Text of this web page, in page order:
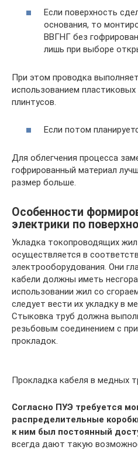
Если поверхность
основания, то
ВВГНГ без
лишь при выборе
При этом проводка
использованием
плинтусов.
Если потом
Для облегчения процесса
гофрированный материал
размер больше.
Особенности
электрики по
Укладка токопроводящих
осуществляется в
электрооборудования. Они
кабели должны иметь
использовании жил со
следует вести их укладку в
Стыковка труб должна
резьбовым соединением с
прокладок.
Прокладка кабеля в медных
Согласно ПУЭ требуется
распределительные
к ним был постоянный
всегда дают такую